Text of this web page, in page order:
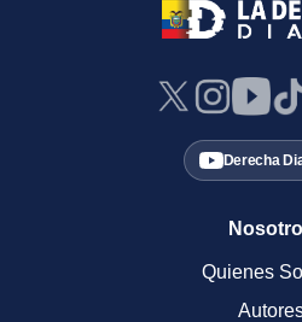
Derecha
Quienes